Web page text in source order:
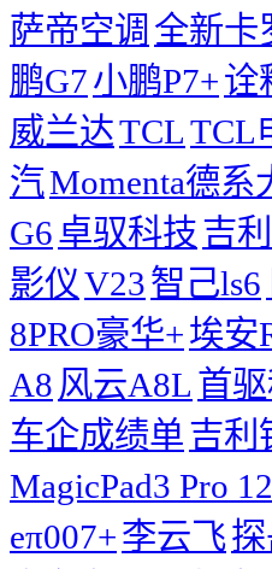
萨帝空调 全新卡
鹏G7小鹏P7+诠
威兰达TCLTCL
汽Momenta德系
G6卓驭科技吉
影仪V23智己ls6
8PRO豪华+埃安
A8 风云A8L 首
车企成绩单吉利
MagicPad3 Pro
eπ007+李云飞